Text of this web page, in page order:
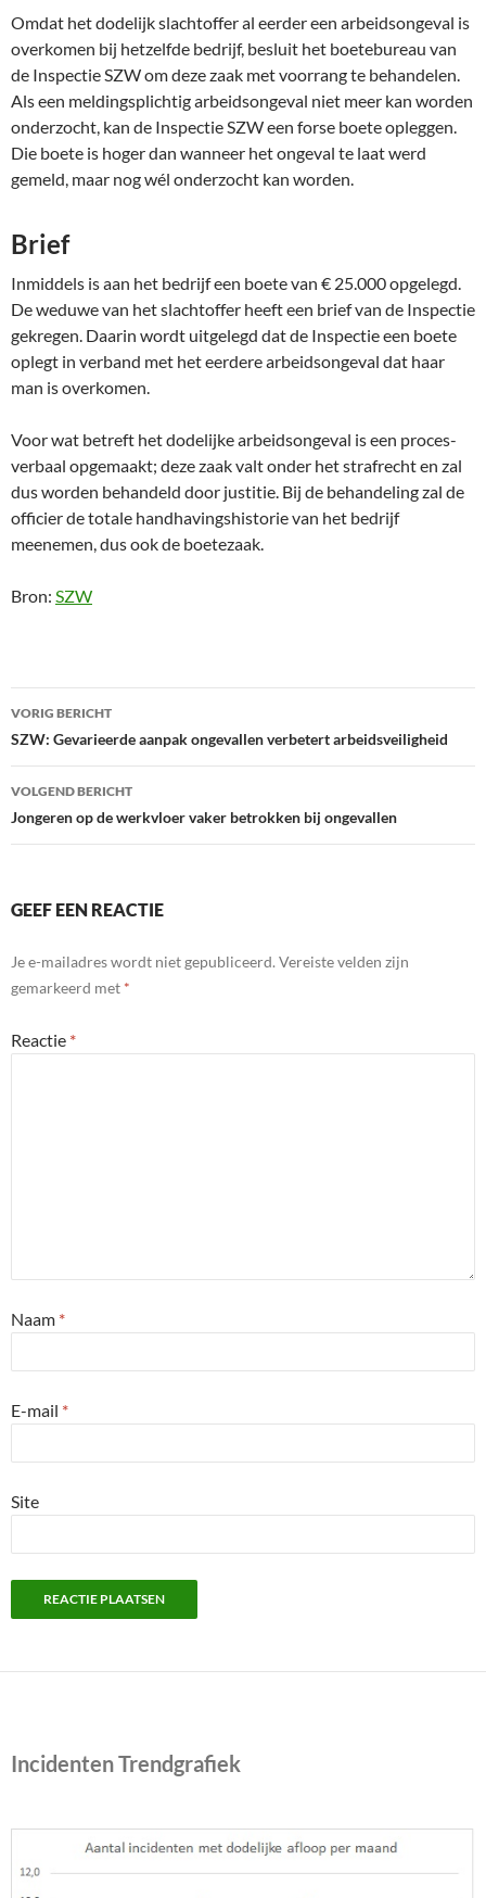
Omdat het dodelijk slachtoffer al eerder een arbeidsongeval is
overkomen bij hetzelfde bedrijf, besluit het boetebureau van
de Inspectie SZW om deze zaak met voorrang te behandelen.
Als een meldingsplichtig arbeidsongeval niet meer kan worden
onderzocht, kan de Inspectie SZW een forse boete opleggen.
Die boete is hoger dan wanneer het ongeval te laat werd
gemeld, maar nog wél onderzocht kan worden.
Brief
Inmiddels is aan het bedrijf een boete van € 25.000 opgelegd.
De weduwe van het slachtoffer heeft een brief van de Inspectie
gekregen. Daarin wordt uitgelegd dat de Inspectie een boete
oplegt in verband met het eerdere arbeidsongeval dat haar
man is overkomen.
Voor wat betreft het dodelijke arbeidsongeval is een proces-
verbaal opgemaakt; deze zaak valt onder het strafrecht en zal
dus worden behandeld door justitie. Bij de behandeling zal de
officier de totale handhavingshistorie van het bedrijf
meenemen, dus ook de boetezaak.
Bron: SZW
Bericht
navigatie
VORIG BERICHT
SZW: Gevarieerde aanpak ongevallen verbetert arbeidsveiligheid
VOLGEND BERICHT
Jongeren op de werkvloer vaker betrokken bij ongevallen
GEEF EEN REACTIE
Je e-mailadres wordt niet gepubliceerd. Vereiste velden zijn
gemarkeerd met *
Reactie *
Naam *
E-mail *
Site
Incidenten Trendgrafiek